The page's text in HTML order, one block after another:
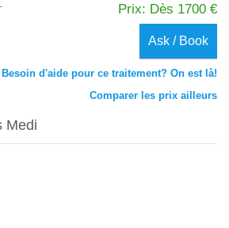
Prix: Dès 1700 €
Ask / Book
Besoin d'aide pour ce traitement? On est là!
Comparer les prix ailleurs
Medi